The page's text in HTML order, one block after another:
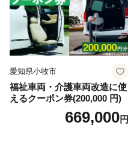
愛知県小牧市
福祉車両・介護車両改造に使
えるクーポン券(200,000 円)
669,000円